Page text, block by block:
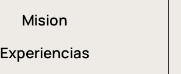
Mision
Experiencias